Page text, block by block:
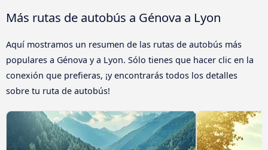
Más rutas de autobús a Génova a Lyon
Aquí mostramos un resumen de las rutas de autobús más
populares a Génova y a Lyon. Sólo tienes que hacer clic en la
conexión que prefieras, ¡y encontrarás todos los detalles
sobre tu ruta de autobús!